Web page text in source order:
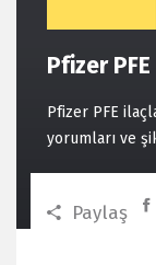
Pfizer
Pfizer PFE
yorumları ve
Paylaş